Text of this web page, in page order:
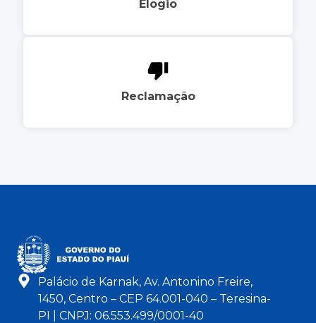
Elogio
Reclamação
Palácio de Karnak, Av. Antonino Freire,
1450, Centro – CEP 64.001-040 – Teresina-
PI | CNPJ: 06.553.499/0001-40